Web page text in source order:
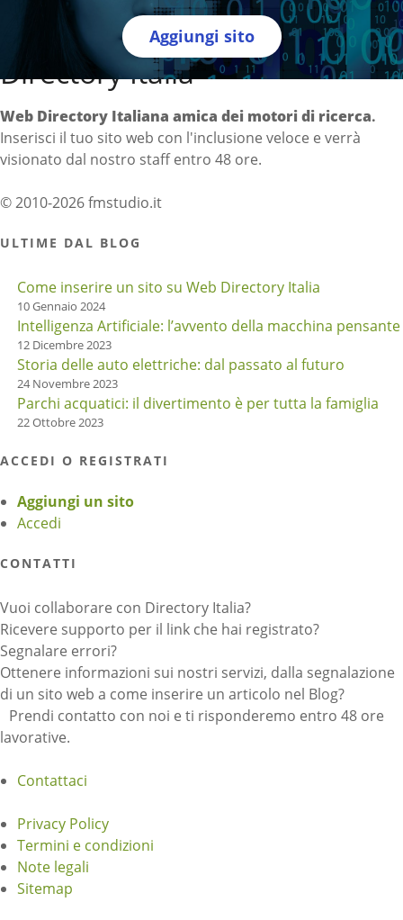
Aggiungi sito
Directory Italia
Web Directory Italiana amica dei motori di ricerca.
Inserisci il tuo sito web con l'inclusione veloce e verrà
visionato dal nostro staff entro 48 ore.
© 2010-2026 fmstudio.it
ULTIME DAL BLOG
Come inserire un sito su Web Directory Italia
10 Gennaio 2024
Intelligenza Artificiale: l’avvento della macchina pensante
12 Dicembre 2023
Storia delle auto elettriche: dal passato al futuro
24 Novembre 2023
Parchi acquatici: il divertimento è per tutta la famiglia
22 Ottobre 2023
ACCEDI O REGISTRATI
Aggiungi un sito
Accedi
CONTATTI
Vuoi collaborare con Directory Italia?
Ricevere supporto per il link che hai registrato?
Segnalare errori?
Ottenere informazioni sui nostri servizi, dalla segnalazione
di un sito web a come inserire un articolo nel Blog?
Prendi contatto con noi e ti risponderemo entro 48 ore
lavorative.
Contattaci
Privacy Policy
Termini e condizioni
Note legali
Sitemap